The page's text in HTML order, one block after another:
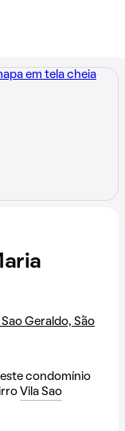
Geraldo, São
condomínio
Vila Sao